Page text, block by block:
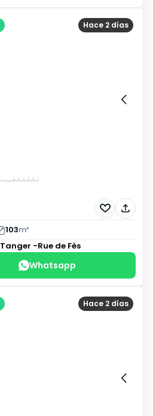
Hace 2 días
103m²
Tanger -Rue de Fès
Whatsapp
Hace 2 días